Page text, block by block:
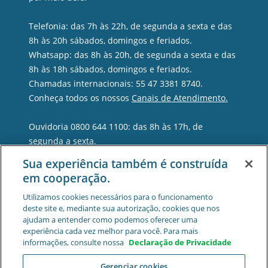
Telefonia: das 7h às 22h, de segunda a sexta e das
8h às 20h sábados, domingos e feriados.
Whatsapp: das 8h às 20h, de segunda a sexta e das
8h às 18h sábados, domingos e feriados.
Chamadas internacionais: 55 47 3381 8740.
Conheça todos os nossos Canais de Atendimento.
Ouvidoria 0800 644 1100: das 8h às 17h, de
segunda a sexta.
Sua experiência também é construída
em cooperação.
Utilizamos cookies necessários para o funcionamento
deste site e, mediante sua autorização, cookies que nos
ajudam a entender como podemos oferecer uma
experiência cada vez melhor para você. Para mais
informações, consulte nossa Declaração de Privacidade